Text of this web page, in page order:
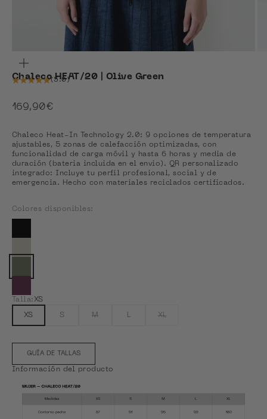
Chaleco HEAT/20 | Olive Green
(5.0)
Precio de oferta
169,90€
Chaleco Heat-In Technology 2.0: 9 opciones de temperatura
ajustables, 5 zonas de calefacción optimizadas, con
funcionalidad de carga móvil y hasta 6 horas y media de
duración (bateria incluida en el envio). QR personalizado
integrado: Incluye tu perfil profesional, social y de
emergencia. Hecho con materiales reciclados certificados.
Colores disponibles:
Talla: XS
XS S M L XL
GUÍA DE TALLAS
Información del producto